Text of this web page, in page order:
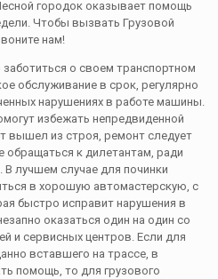
городок оказывает помощь
Чтобы вызвать Грузовой
нам!
о своем транспортном
обслуживание в срок, регулярно
нарушениях в работе машины.
избежать непредвиденной
вышел из строя, ремонт следует
обращаться к дилетантам, ради
лучшем случае для починки
в хорошую автомастерскую, с
быстро исправит нарушения в
оказаться один на один со
и сервисных центров. Если для
вставшего на трассе, в
помощь, то для грузового